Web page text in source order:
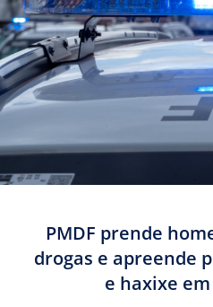
PMDF prende
drogas e apreende
e haxixe